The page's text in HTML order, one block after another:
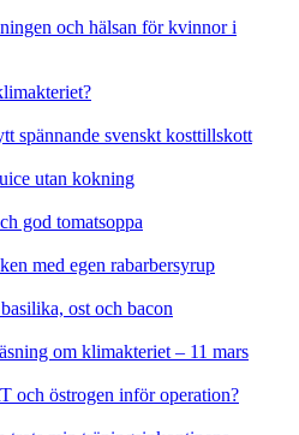
och hälsan för kvinnor i
spännande svenskt kosttillskott
utan kokning
god tomatsoppa
med egen rabarbersyrup
ost och bacon
om klimakteriet – 11 mars
och östrogen inför operation?